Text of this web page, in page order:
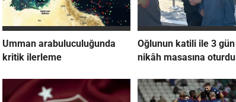
Umman arabuluculuğunda
kritik ilerleme
Oğlunun katili ile 3
nikâh masasına oturdu